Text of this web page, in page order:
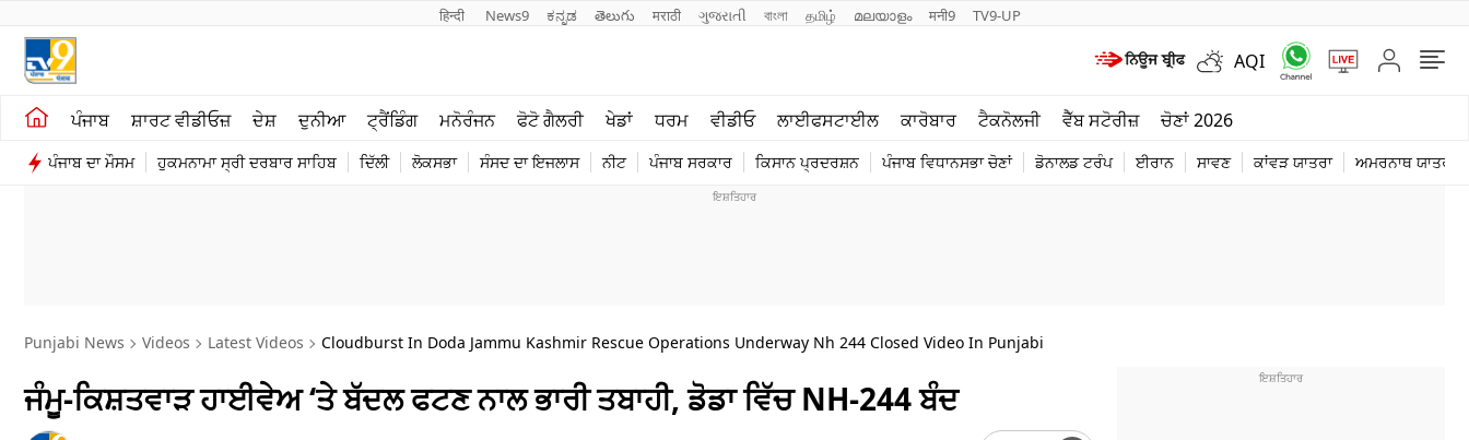
हिन्दी News9 ಕನ್ನಡ తెలుగు मराठी ગુજરાતી বাংলা தமிழ் മലയാളം मनी9 TV9-UP
AQI
ਪੰਜਾਬ ਸ਼ਾਰਟ ਵੀਡੀਓਜ਼ ਦੇਸ਼ ਦੁਨੀਆ ਟ੍ਰੈਂਡਿੰਗ ਮਨੋਰੰਜਨ ਫੋਟੋ ਗੈਲਰੀ ਖੇਡਾਂ ਧਰਮ ਵੀਡੀਓ ਲਾਈਫਸਟਾਈਲ ਕਾਰੋਬਾਰ ਟੈਕਨੋਲਜੀ ਵੈੱਬ ਸਟੋਰੀਜ਼ ਚੋਣਾਂ 2026
ਪੰਜਾਬ ਦਾ ਮੌਸਮ ਹੁਕਮਨਾਮਾ ਸ੍ਰੀ ਦਰਬਾਰ ਸਾਹਿਬ ਦਿੱਲੀ ਲੋਕਸਭਾ ਸੰਸਦ ਦਾ ਇਜਲਾਸ ਨੀਟ ਪੰਜਾਬ ਸਰਕਾਰ ਕਿਸਾਨ ਪ੍ਰਦਰਸ਼ਨ ਪੰਜਾਬ ਵਿਧਾਨਸਭਾ ਚੋਣਾਂ ਡੋਨਾਲਡ ਟਰੰਪ ਈਰਾਨ ਸਾਵਣ ਕਾਂਵੜ ਯਾਤਰਾ ਅਮਰਨਾਥ ਯਾਤਰਾ
ਖੇਤੀਬਾੜੀ
ਸ਼ਾਰਟ ਵੀਡੀਓਜ਼
ਮਨੋਰੰਜਨ
ਪੰਜਾਬ
ਟੈਕਨੋਲਜੀ
ਦੁਨੀਆ
Punjabi News Videos Latest Videos Cloudburst In Doda Jammu Kashmir Rescue Operations Underway Nh 244 Closed Video In Punjabi
ਜੰਮੂ-ਕਿਸ਼ਤਵਾੜ ਹਾਈਵੇਅ ‘ਤੇ ਬੱਦਲ ਫਟਣ ਨਾਲ ਭਾਰੀ ਤਬਾਹੀ, ਡੋਡਾ ਵਿੱਚ NH-244 ਬੰਦ